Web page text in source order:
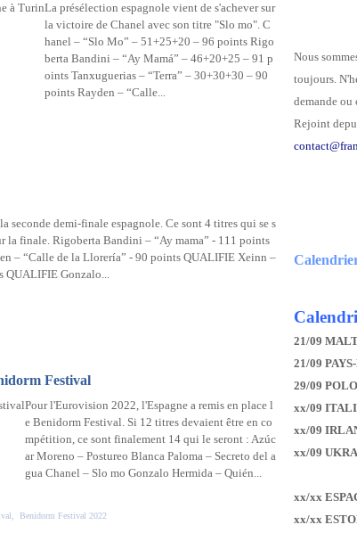
La présélection espagnole vient de s'achever sur
la victoire de Chanel avec son titre "Slo mo". C
hanel – “Slo Mo” – 51+25+20 – 96 points Rigo
berta Bandini – “Ay Mamá” – 46+20+25 – 91 p
oints Tanxuguerias – “Terra” – 30+30+30 – 90
points Rayden – “Calle...
seconde demi-finale espagnole. Ce sont 4 titres qui se s
la finale. Rigoberta Bandini – “Ay mama” - 111 points
– “Calle de la Llorería” - 90 points QUALIFIE Xeinn –
QUALIFIE Gonzalo...
Festival
Pour l'Eurovision 2022, l'Espagne a remis en place l
e Benidorm Festival. Si 12 titres devaient être en co
mpétition, ce sont finalement 14 qui le seront : Azúc
ar Moreno – Postureo Blanca Paloma – Secreto del a
gua Chanel – Slo mo Gonzalo Hermida – Quién...
Benidorm Festival 2022
Nous
toujours.
demande
Rejoint
21/09
21/09
29/09
xx/09
xx/09
xx/09
xx/xx
xx/xx